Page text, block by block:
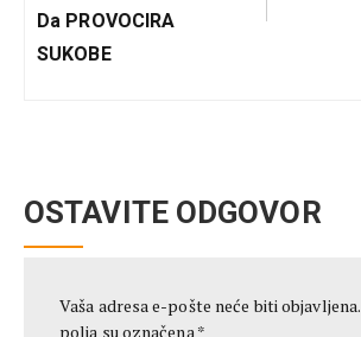
Da PROVOCIRA
SUKOBE
OSTAVITE ODGOVOR
Vaša adresa e-pošte neće biti objavljena.
polja su označena *